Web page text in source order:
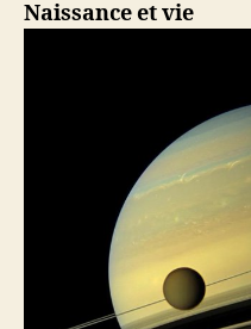
Naissance et vie